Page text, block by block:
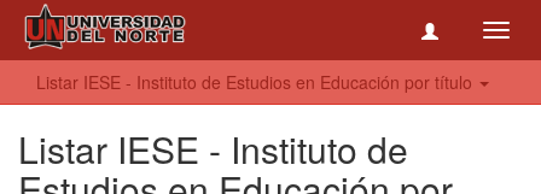
Listar IESE - Instituto de Estudios en Educación por título
Listar IESE - Instituto de